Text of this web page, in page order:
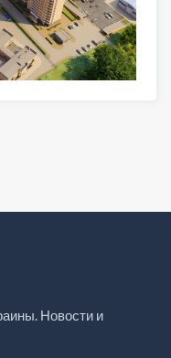
Новости и